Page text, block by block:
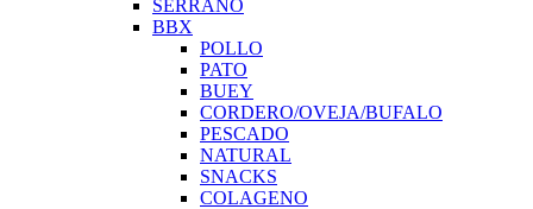
SERRANO
BBX
POLLO
PATO
BUEY
CORDERO/OVEJA/BUFALO
PESCADO
NATURAL
SNACKS
COLAGENO